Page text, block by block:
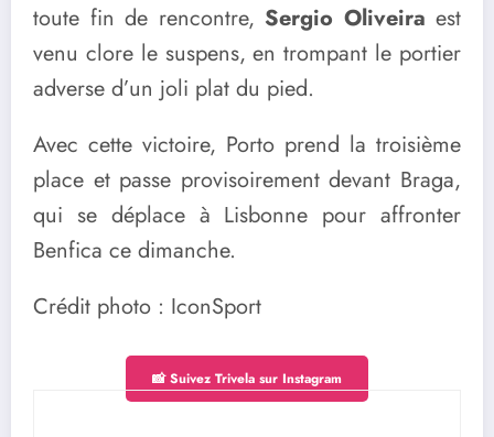
toute fin de rencontre, Sergio Oliveira est
venu clore le suspens, en trompant le portier
adverse d’un joli plat du pied.
Avec cette victoire, Porto prend la troisième
place et passe provisoirement devant Braga,
qui se déplace à Lisbonne pour affronter
Benfica ce dimanche.
Crédit photo : IconSport
📸 Suivez Trivela sur Instagram